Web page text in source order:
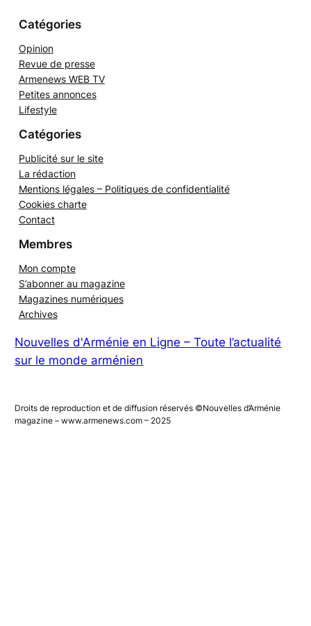
Catégories
Opinion
Revue de presse
Armenews WEB TV
Petites annonces
Lifestyle
Catégories
Publicité sur le site
La rédaction
Mentions légales – Politiques de confidentialité
Cookies charte
Contact
Membres
Mon compte
S’abonner au magazine
Magazines numériques
Archives
Nouvelles d'Arménie en Ligne – Toute l’actualité
sur le monde arménien
Droits de reproduction et de diffusion réservés ©Nouvelles d’Arménie
magazine – www.armenews.com – 2025